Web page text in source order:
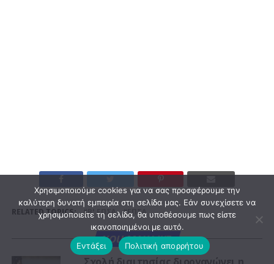
RELATED TOPICS: Β' ΕΠΣΑ ΕΠΣΑ
YOU MAY LIKE
Χρησιμοποιούμε cookies για να σας προσφέρουμε την
καλύτερη δυνατή εμπειρία στη σελίδα μας. Εάν συνεχίσετε να
χρησιμοποιείτε τη σελίδα, θα υποθέσουμε πως είστε
ικανοποιημένοι με αυτό.
Εντάξει
Πολιτική απορρήτου